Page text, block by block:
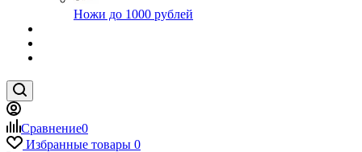
Ножи до 1000 рублей
Сравнение0
Избранные товары 0